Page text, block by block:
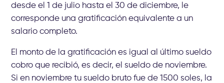
desde el 1 de julio hasta el 30 de diciembre, le
corresponde una gratificación equivalente a un
salario completo.
El monto de la gratificación es igual al último sueldo
cobro que recibió, es decir, el sueldo de noviembre.
Si en noviembre tu sueldo bruto fue de 1500 soles, la